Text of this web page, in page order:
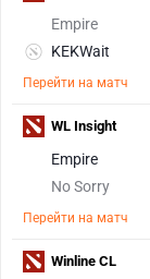
Empire
KEKWait
Перейти на матч
Empire
No Sorry
Перейти на матч
WL Insight
Winline CL